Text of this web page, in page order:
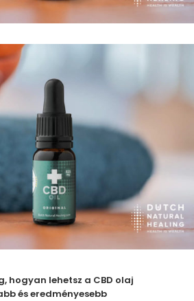
hogyan lehetsz a CBD olaj
és eredményesebb